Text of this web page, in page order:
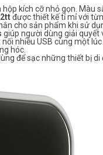
kích cỡ nhỏ gọn. Màu
được thiết kế tỉ mỉ với
cho sản phẩm khi sử
giúp người dùng giải quyết
nhiều USB cùng một
hóc.
để sạc những thiết bị